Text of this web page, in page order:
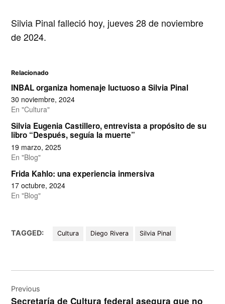
Silvia Pinal falleció hoy, jueves 28 de noviembre
de 2024.
Relacionado
INBAL organiza homenaje luctuoso a Silvia Pinal
30 noviembre, 2024
En "Cultura"
Silvia Eugenia Castillero, entrevista a propósito de su
libro “Después, seguía la muerte”
19 marzo, 2025
En "Blog"
Frida Kahlo: una experiencia inmersiva
17 octubre, 2024
En "Blog"
TAGGED: Cultura Diego Rivera Silvia Pinal
de
Previous
Secretaría de Cultura federal asegura que no